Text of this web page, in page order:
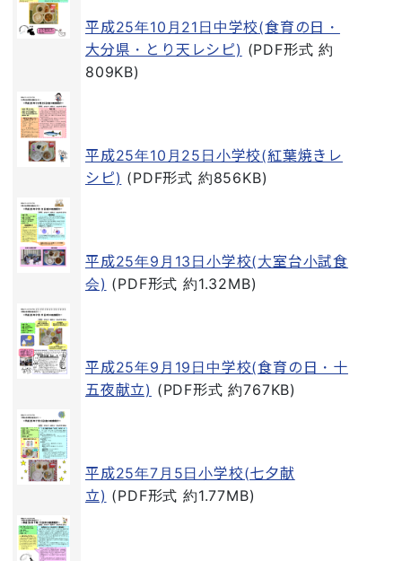
平成25年10月21日中学校(食育の日・
大分県・とり天レシピ) (PDF形式 約
809KB)
平成25年10月25日小学校(紅葉焼きレ
シピ) (PDF形式 約856KB)
平成25年9月13日小学校(大室台小試食
会) (PDF形式 約1.32MB)
平成25年9月19日中学校(食育の日・十
五夜献立) (PDF形式 約767KB)
平成25年7月5日小学校(七夕献
立) (PDF形式 約1.77MB)